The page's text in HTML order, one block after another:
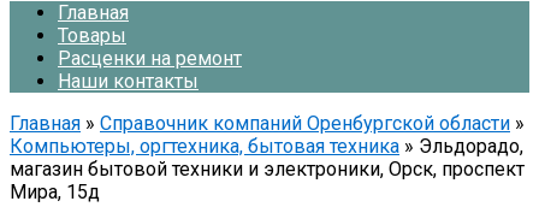
Главная
Товары
Расценки на ремонт
Наши контакты
Главная » Справочник компаний Оренбургской области »
Компьютеры, оргтехника, бытовая техника » Эльдорадо,
магазин бытовой техники и электроники, Орск, проспект
Мира, 15д